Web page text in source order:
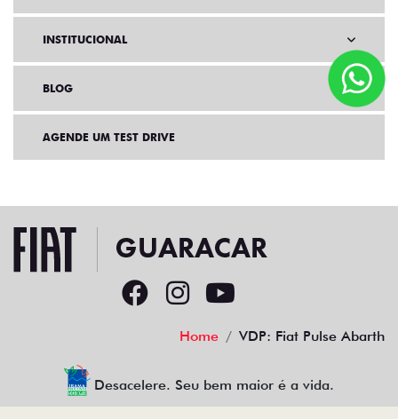
INSTITUCIONAL
BLOG
AGENDE UM TEST DRIVE
Home VDP: Fiat Pulse Abarth
Desacelere. Seu bem maior é a vida.